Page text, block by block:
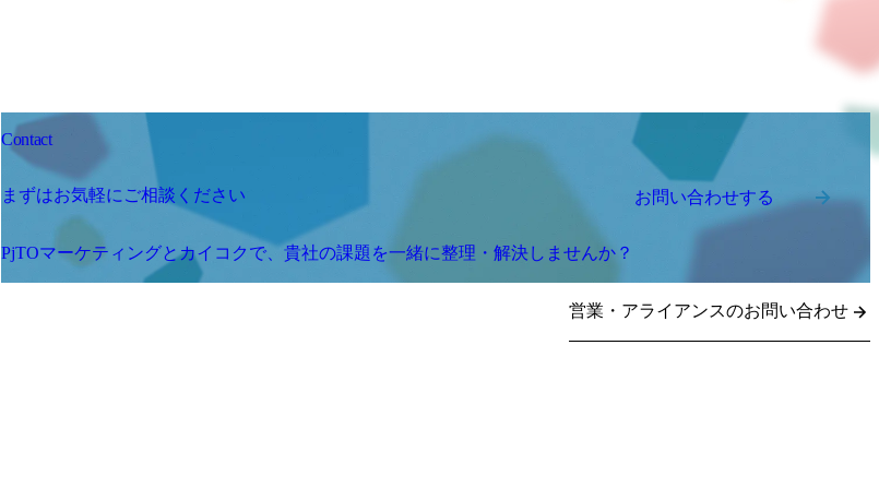
Contact
まずはお気軽にご相談ください
PjTOマーケティングとカイコクで、貴社の課題を一緒に整理・解決しませんか？
お問い合わせする
営業・アライアンスのお問い合わせ